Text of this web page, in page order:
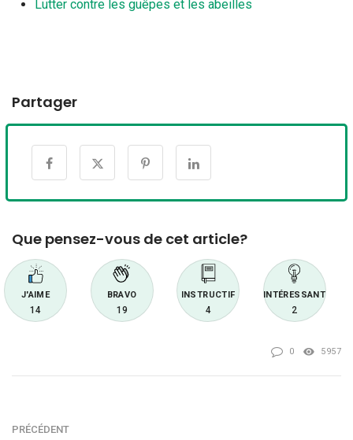
Lutter contre les guêpes et les abeilles
Partager
Que pensez-vous de cet article?
J'AIME
14
BRAVO
19
INSTRUCTIF
4
INTÉRESSANT
2
0 5957
PRÉCÉDENT